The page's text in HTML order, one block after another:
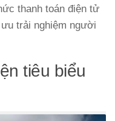
thanh toán điện tử
trải nghiệm người
tiêu biểu